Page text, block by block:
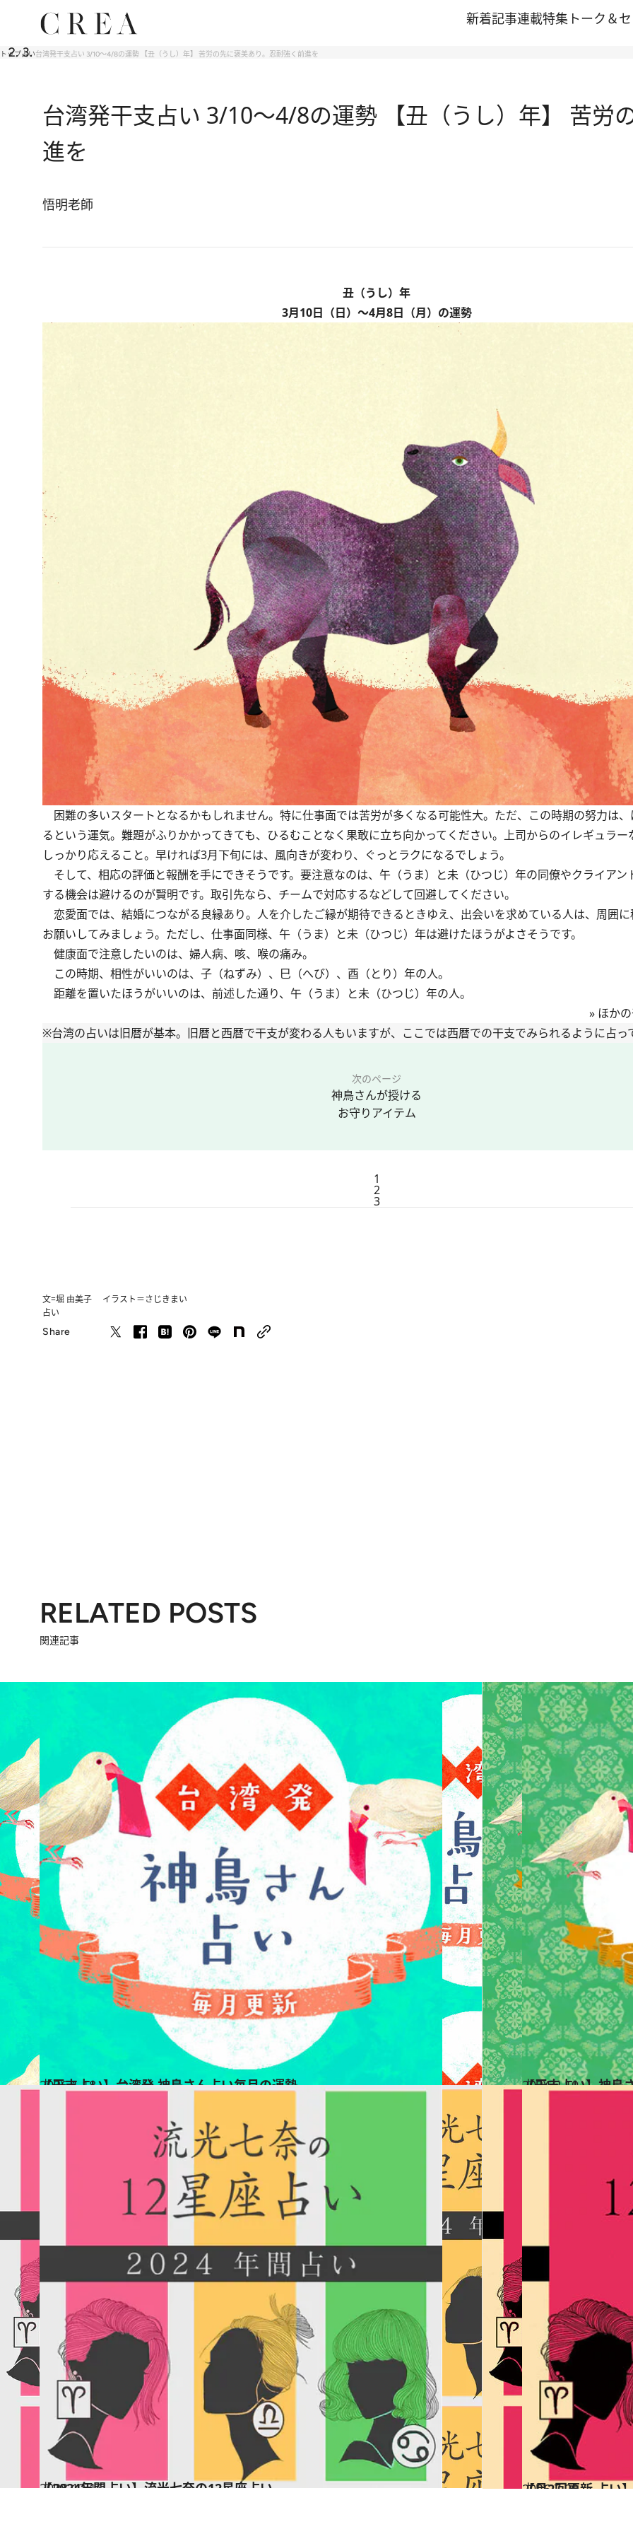
新着記事連載特集 トーク＆
トップ占い台湾発干支占い 3/10～4/8の運勢 【丑（うし）年】 苦労の先に褒美あり。忍耐強く前進を
台湾発干支占い 3/10～4/8の運勢 【丑（うし）年】 苦労
進を
悟明老師
丑（うし）年
3月10日（日）～4月8日（月）の運勢
困難の多いスタートとなるかもしれません。特に仕事面では苦労が多くなる可能性大。ただ、この時期の努力は
るという運気。難題がふりかかってきても、ひるむことなく果敢に立ち向かってください。上司からのイレギュラー
しっかり応えること。早ければ3月下旬には、風向きが変わり、ぐっとラクになるでしょう。
そして、相応の評価と報酬を手にできそうです。要注意なのは、午（うま）と未（ひつじ）年の同僚やクライアン
する機会は避けるのが賢明です。取引先なら、チームで対応するなどして回避してください。
恋愛面では、結婚につながる良縁あり。人を介したご縁が期待できるときゆえ、出会いを求めている人は、周囲に
お願いしてみましょう。ただし、仕事面同様、午（うま）と未（ひつじ）年は避けたほうがよさそうです。
健康面で注意したいのは、婦人病、咳、喉の痛み。
この時期、相性がいいのは、子（ねずみ）、巳（へび）、酉（とり）年の人。
距離を置いたほうがいいのは、前述した通り、午（うま）と未（ひつじ）年の人。
» ほか
※台湾の占いは旧暦が基本。旧暦と西暦で干支が変わる人もいますが、ここでは西暦での干支でみられるように占っ
次のページ
神鳥さんが授ける
お守りアイテム
1
2
3
文=堀 由美子 イラスト＝さじきまい
占い
Share
RELATED POSTS
関連記事
2026.1.18
【干支占い】台湾発 神鳥さん占い毎月の運勢
占い 2024.2.10
【干支占い】神鳥
占い
2023.12.16
【2024年間占い】流光七奈の12星座占い
占い 2026.7.29
【月2回更新 占い
占い